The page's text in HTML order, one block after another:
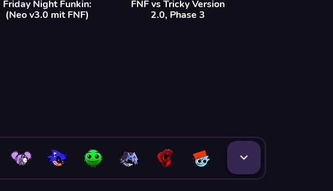
Friday Night Funkin:
(Neo v3.0 mit FNF)
FNF vs Tricky Version
2.0, Phase 3